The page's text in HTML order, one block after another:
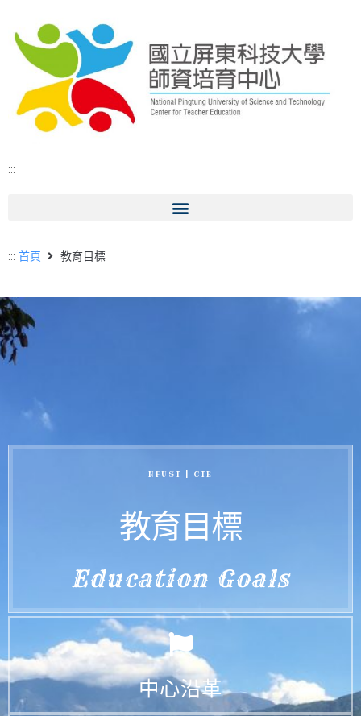
:::
::: 首頁 教育目標
NPUST | CTE
教育目標
Education Goals
中心沿革